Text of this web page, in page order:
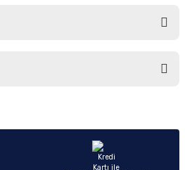
öneri formunu kullanarak tarafımıza
bulunuyor.
ilk yorumu siz yapın!